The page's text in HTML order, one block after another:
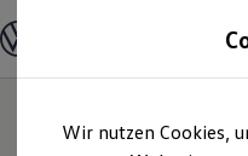
Hauptinhalt
Footer
Modelle und
Modelle
Elektroautos
Wir nutzen Cookies,